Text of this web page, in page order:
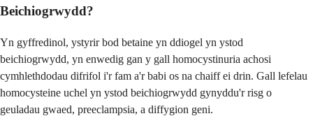
Beichiogrwydd?
Yn gyffredinol, ystyrir bod betaine yn ddiogel yn ystod
beichiogrwydd, yn enwedig gan y gall homocystinuria achosi
cymhlethdodau difrifol i'r fam a'r babi os na chaiff ei drin. Gall lefelau
homocysteine ​​uchel yn ystod beichiogrwydd gynyddu'r risg o
geuladau gwaed, preeclampsia, a diffygion geni.